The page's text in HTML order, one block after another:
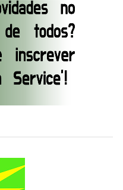
após interferência
reflete sobre
deixa aviso a todo o
Vice